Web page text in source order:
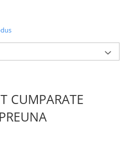
seturi.
sau 80mm in
CUMPARATE